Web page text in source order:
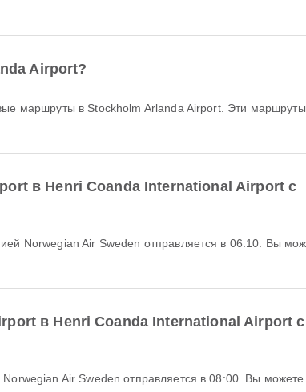
Airport?
маршруты в Stockholm Arlanda Airport. Эти маршруты
в Henri Coanda International Airport с
в Henri Coanda International Airport с